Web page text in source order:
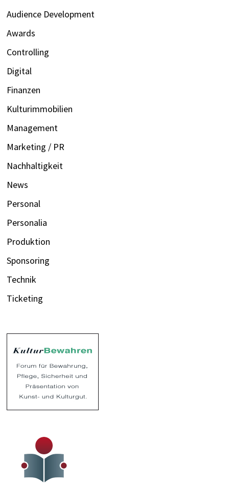
Audience Development
Awards
Controlling
Digital
Finanzen
Kulturimmobilien
Management
Marketing / PR
Nachhaltigkeit
News
Personal
Personalia
Produktion
Sponsoring
Technik
Ticketing